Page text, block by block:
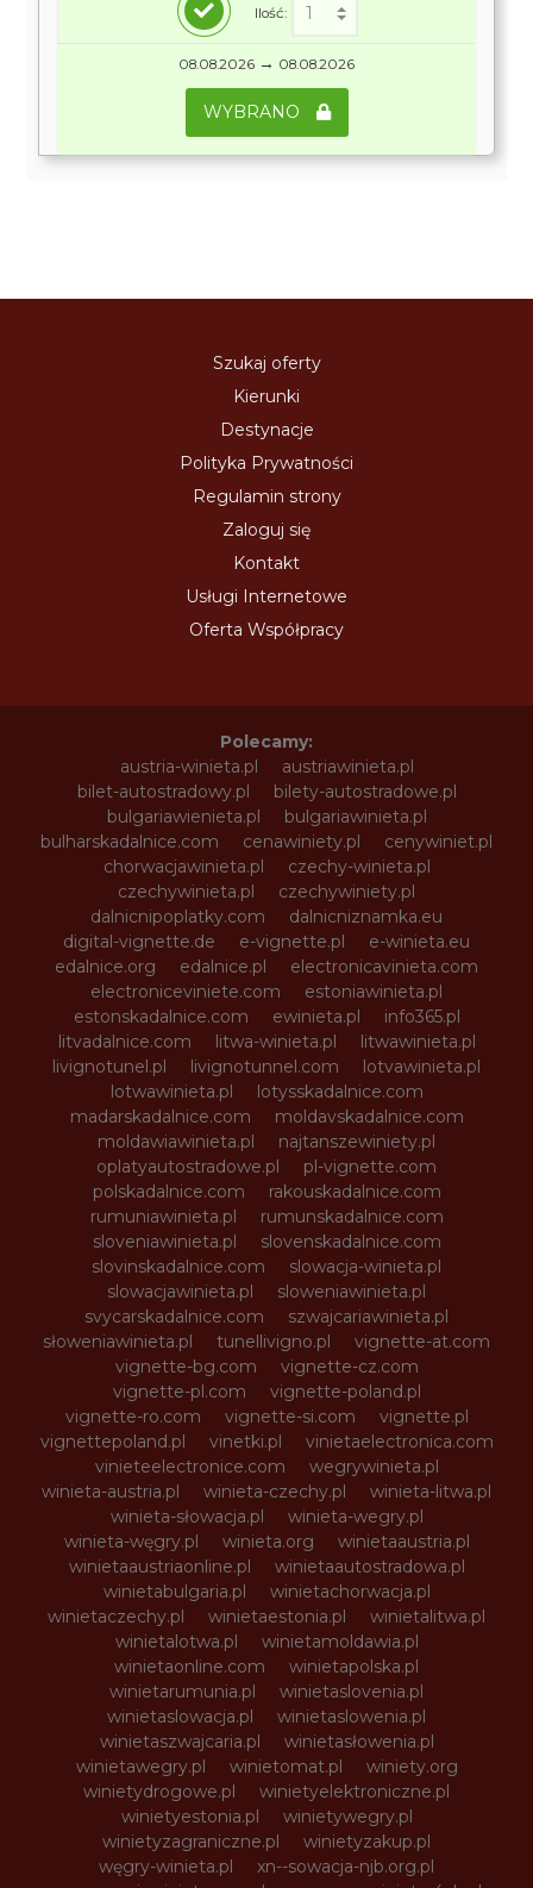
Ilość:
08.08.2026 → 08.08.2026
WYBRANO
Szukaj oferty
Kierunki
Destynacje
Polityka Prywatności
Regulamin strony
Zaloguj się
Kontakt
Usługi Internetowe
Oferta Współpracy
Polecamy:
austria-winieta.pl
austriawinieta.pl
bilet-autostradowy.pl
bilety-autostradowe.pl
bulgariawienieta.pl
bulgariawinieta.pl
bulharskadalnice.com
cenawiniety.pl
cenywiniet.pl
chorwacjawinieta.pl
czechy-winieta.pl
czechywinieta.pl
czechywiniety.pl
dalnicnipoplatky.com
dalnicniznamka.eu
digital-vignette.de
e-vignette.pl
e-winieta.eu
edalnice.org
edalnice.pl
electronicavinieta.com
electroniceviniete.com
estoniawinieta.pl
estonskadalnice.com
ewinieta.pl
info365.pl
litvadalnice.com
litwa-winieta.pl
litwawinieta.pl
livignotunel.pl
livignotunnel.com
lotvawinieta.pl
lotwawinieta.pl
lotysskadalnice.com
madarskadalnice.com
moldavskadalnice.com
moldawiawinieta.pl
najtanszewiniety.pl
oplatyautostradowe.pl
pl-vignette.com
polskadalnice.com
rakouskadalnice.com
rumuniawinieta.pl
rumunskadalnice.com
sloveniawinieta.pl
slovenskadalnice.com
slovinskadalnice.com
slowacja-winieta.pl
slowacjawinieta.pl
sloweniawinieta.pl
svycarskadalnice.com
szwajcariawinieta.pl
słoweniawinieta.pl
tunellivigno.pl
vignette-at.com
vignette-bg.com
vignette-cz.com
vignette-pl.com
vignette-poland.pl
vignette-ro.com
vignette-si.com
vignette.pl
vignettepoland.pl
vinetki.pl
vinietaelectronica.com
vinieteelectronice.com
wegrywinieta.pl
winieta-austria.pl
winieta-czechy.pl
winieta-litwa.pl
winieta-słowacja.pl
winieta-wegry.pl
winieta-węgry.pl
winieta.org
winietaaustria.pl
winietaaustriaonline.pl
winietaautostradowa.pl
winietabulgaria.pl
winietachorwacja.pl
winietaczechy.pl
winietaestonia.pl
winietalitwa.pl
winietalotwa.pl
winietamoldawia.pl
winietaonline.com
winietapolska.pl
winietarumunia.pl
winietaslovenia.pl
winietaslowacja.pl
winietaslowenia.pl
winietaszwajcaria.pl
winietasłowenia.pl
winietawegry.pl
winietomat.pl
winiety.org
winietydrogowe.pl
winietyelektroniczne.pl
winietyestonia.pl
winietywegry.pl
winietyzagraniczne.pl
winietyzakup.pl
węgry-winieta.pl
xn--sowacja-njb.org.pl